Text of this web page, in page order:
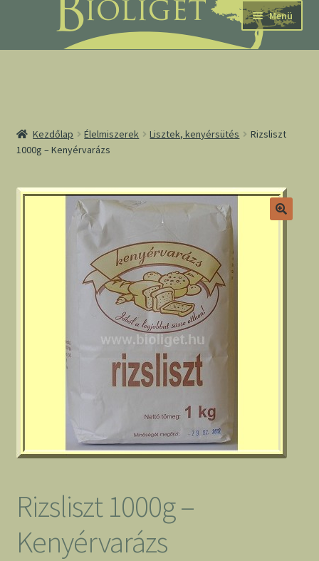
navigációhoz
tartalomba
Menü
Kezdőlap Élelmiszerek Lisztek, kenyérsütés
Rizsliszt
1000g – Kenyérvarázs
Rizsliszt 1000g –
Kenyérvarázs